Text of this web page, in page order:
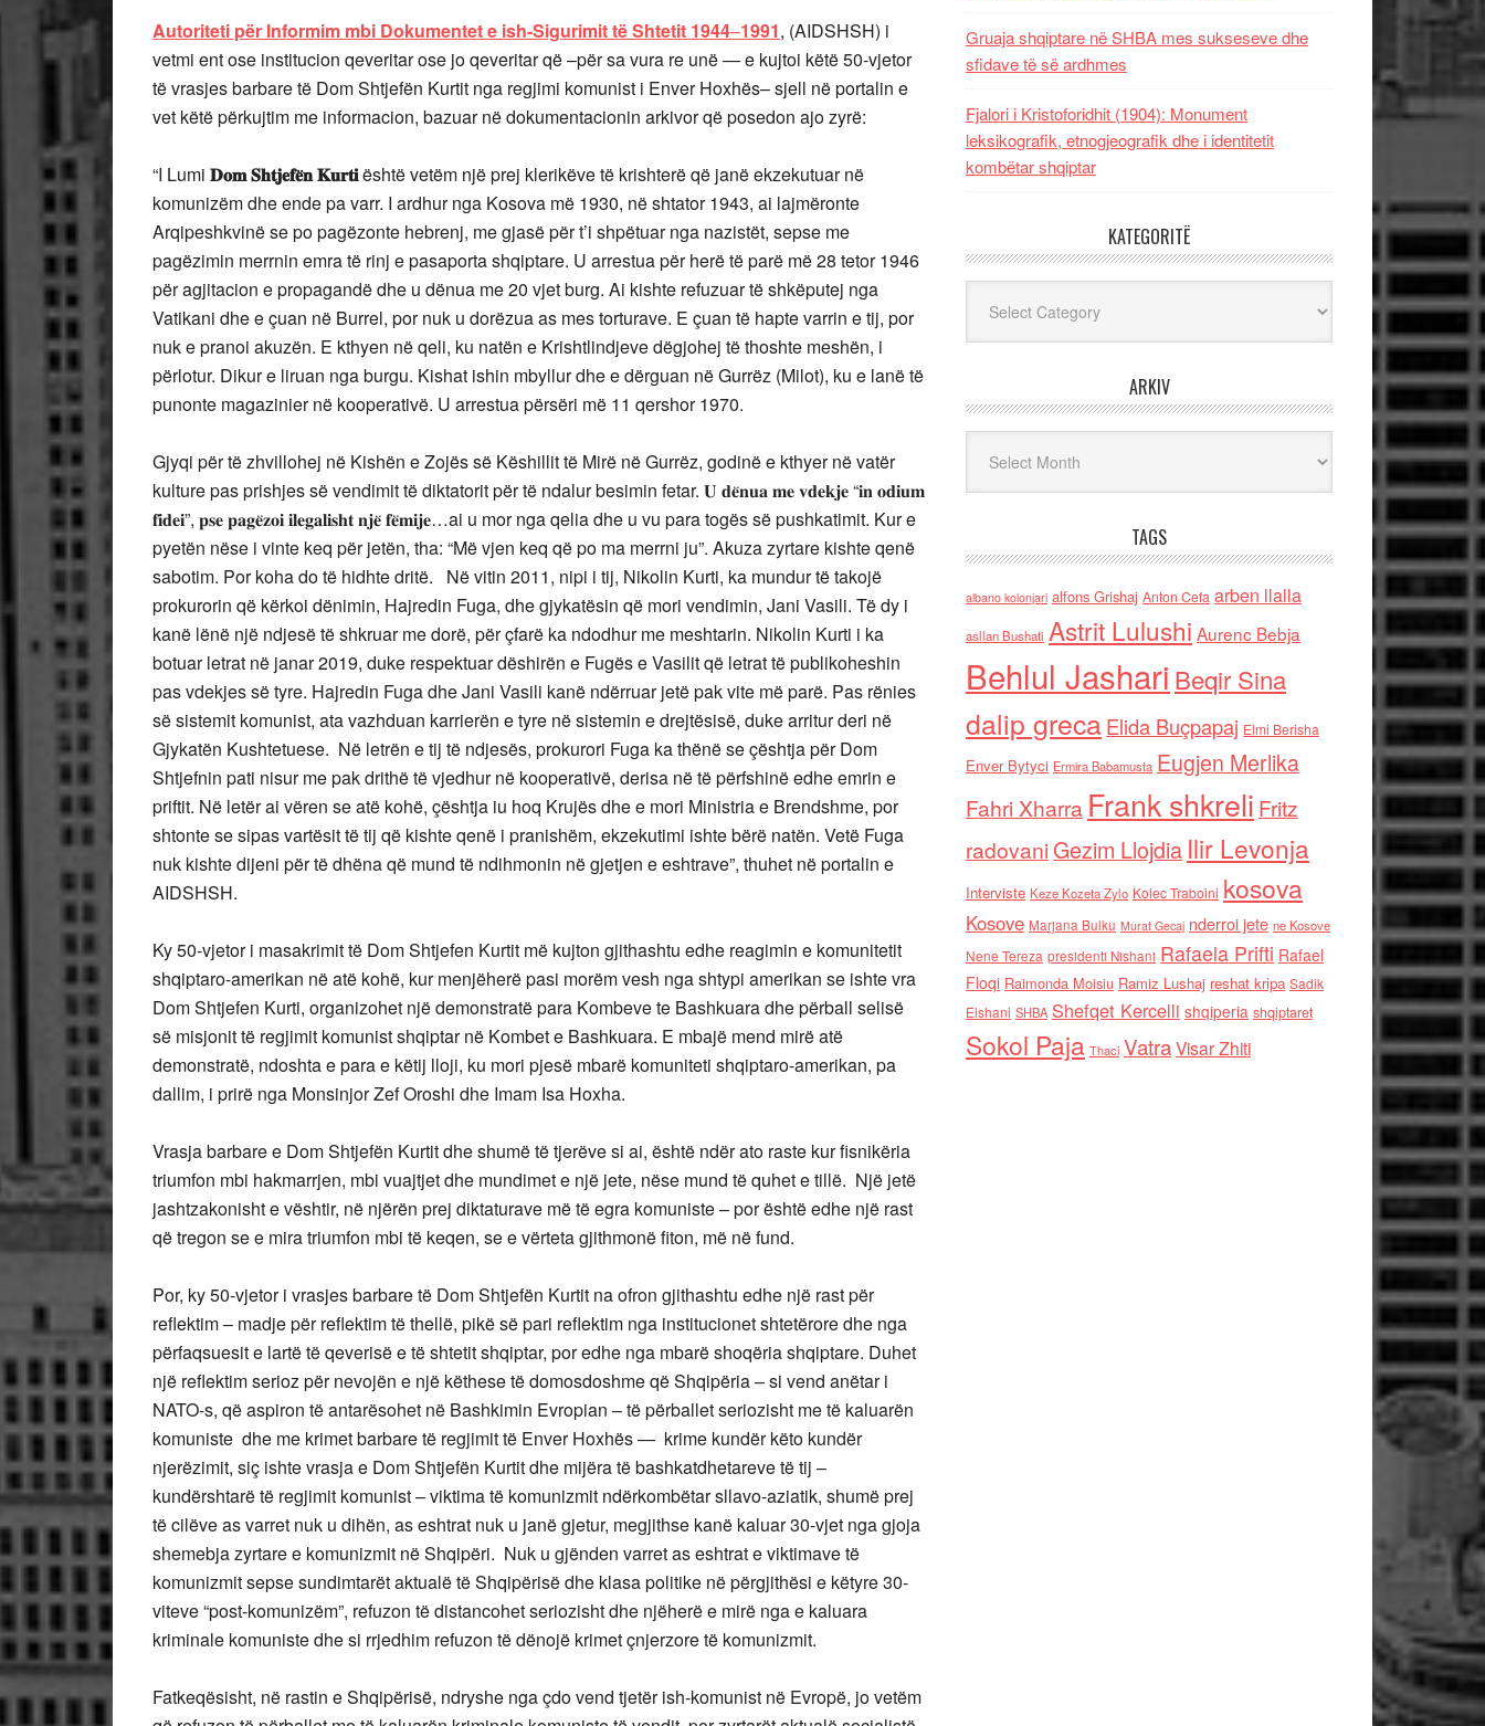
Autoriteti për Informim mbi Dokumentet e ish-Sigurimit të Shtetit 1944–1991, (AIDSHSH) i
vetmi ent ose institucion qeveritar ose jo qeveritar që –për sa vura re unë — e kujtoi këtë 50-vjetor
të vrasjes barbare të Dom Shtjefën Kurtit nga regjimi komunist i Enver Hoxhës– sjell në portalin e
vet këtë përkujtim me informacion, bazuar në dokumentacionin arkivor që posedon ajo zyrë:
“I Lumi 𝐃𝐨𝐦𝐒𝐡𝐭𝐣𝐞𝐟𝐞𝐧𝐊𝐮𝐫𝐭𝐢është vetëm një prej klerikëve të krishterë që janë ekzekutuar në
komunizëm dhe ende pa varr. I ardhur nga Kosova më 1930, në shtator 1943, ai lajmëronte
Arqipeshkvinë se po pagëzonte hebrenj, me gjasë për t’i shpëtuar nga nazistët, sepse me
pagëzimin merrnin emra të rinj e pasaporta shqiptare. U arrestua për herë të parë më 28 tetor 1946
për agjitacion e propagandë dhe u dënua me 20 vjet burg. Ai kishte refuzuar të shkëputej nga
Vatikani dhe e çuan në Burrel, por nuk u dorëzua as mes torturave. E çuan të hapte varrin e tij, por
nuk e pranoi akuzën. E kthyen në qeli, ku natën e Krishtlindjeve dëgjohej të thoshte meshën, i
përlotur. Dikur e liruan nga burgu. Kishat ishin mbyllur dhe e dërguan në Gurrëz (Milot), ku e lanë të
punonte magazinier në kooperativë. U arrestua përsëri më 11 qershor 1970.
Gjyqi për të zhvillohej në Kishën e Zojës së Këshillit të Mirë në Gurrëz, godinë e kthyer në vatër
kulture pas prishjes së vendimit të diktatorit për të ndalur besimin fetar. 𝐔 𝐝𝐞̈𝐧𝐮𝐚 𝐦𝐞 𝐯𝐝𝐞𝐤𝐣𝐞 “𝐢𝐧 𝐨𝐝𝐢𝐮𝐦
𝐟𝐢𝐝𝐞𝐢”, 𝐩𝐬𝐞 𝐩𝐚𝐠𝐞̈𝐳𝐨𝐢 𝐢𝐥𝐞𝐠𝐚𝐥𝐢𝐬𝐡𝐭 𝐧𝐣𝐞̈ 𝐟𝐞̈𝐦𝐢𝐣𝐞…ai u mor nga qelia dhe u vu para togës së pushkatimit. Kur e
pyetën nëse i vinte keq për jetën, tha: “Më vjen keq që po ma merrni ju”. Akuza zyrtare kishte qenë
sabotim. Por koha do të hidhte dritë. Në vitin 2011, nipi i tij, Nikolin Kurti, ka mundur të takojë
prokurorin që kërkoi dënimin, Hajredin Fuga, dhe gjykatësin që mori vendimin, Jani Vasili. Të dy i
kanë lënë një ndjesë të shkruar me dorë, për çfarë ka ndodhur me meshtarin. Nikolin Kurti i ka
botuar letrat në janar 2019, duke respektuar dëshirën e Fugës e Vasilit që letrat të publikoheshin
pas vdekjes së tyre. Hajredin Fuga dhe Jani Vasili kanë ndërruar jetë pak vite më parë. Pas rënies
së sistemit komunist, ata vazhduan karrierën e tyre në sistemin e drejtësisë, duke arritur deri në
Gjykatën Kushtetuese. Në letrën e tij të ndjesës, prokurori Fuga ka thënë se çështja për Dom
Shtjefnin pati nisur me pak drithë të vjedhur në kooperativë, derisa në të përfshinë edhe emrin e
priftit. Në letër ai vëren se atë kohë, çështja iu hoq Krujës dhe e mori Ministria e Brendshme, por
shtonte se sipas vartësit të tij që kishte qenë i pranishëm, ekzekutimi ishte bërë natën. Vetë Fuga
nuk kishte dijeni për të dhëna që mund të ndihmonin në gjetjen e eshtrave”, thuhet në portalin e
AIDSHSH.
Ky 50-vjetor i masakrimit të Dom Shtjefen Kurtit më kujton gjithashtu edhe reagimin e komunitetit
shqiptaro-amerikan në atë kohë, kur menjëherë pasi morëm vesh nga shtypi amerikan se ishte vra
Dom Shtjefen Kurti, organizohet një demonstratë para Kombeve te Bashkuara dhe përball selisë
së misjonit të regjimit komunist shqiptar në Kombet e Bashkuara. E mbajë mend mirë atë
demonstratë, ndoshta e para e këtij lloji, ku mori pjesë mbarë komuniteti shqiptaro-amerikan, pa
dallim, i prirë nga Monsinjor Zef Oroshi dhe Imam Isa Hoxha.
Vrasja barbare e Dom Shtjefën Kurtit dhe shumë të tjerëve si ai, është ndër ato raste kur fisnikëria
triumfon mbi hakmarrjen, mbi vuajtjet dhe mundimet e një jete, nëse mund të quhet e tillë. Një jetë
jashtzakonisht e vështir, në njërën prej diktaturave më të egra komuniste – por është edhe një rast
që tregon se e mira triumfon mbi të keqen, se e vërteta gjithmonë fiton, më në fund.
Por, ky 50-vjetor i vrasjes barbare të Dom Shtjefën Kurtit na ofron gjithashtu edhe një rast për
reflektim – madje për reflektim të thellë, pikë së pari reflektim nga institucionet shtetërore dhe nga
përfaqsuesit e lartë të qeverisë e të shtetit shqiptar, por edhe nga mbarë shoqëria shqiptare. Duhet
një reflektim serioz për nevojën e një këthese të domosdoshme që Shqipëria – si vend anëtar i
NATO-s, që aspiron të antarësohet në Bashkimin Evropian – të përballet seriozisht me të kaluarën
komuniste dhe me krimet barbare të regjimit të Enver Hoxhës — krime kundër këto kundër
njerëzimit, siç ishte vrasja e Dom Shtjefën Kurtit dhe mijëra të bashkatdhetareve të tij –
kundërshtarë të regjimit komunist – viktima të komunizmit ndërkombëtar sllavo-aziatik, shumë prej
të cilëve as varret nuk u dihën, as eshtrat nuk u janë gjetur, megjithse kanë kaluar 30-vjet nga gjoja
shemebja zyrtare e komunizmit në Shqipëri. Nuk u gjënden varret as eshtrat e viktimave të
komunizmit sepse sundimtarët aktualë të Shqipërisë dhe klasa politike në përgjithësi e këtyre 30-
viteve “post-komunizëm”, refuzon të distancohet seriozisht dhe njëherë e mirë nga e kaluara
kriminale komuniste dhe si rrjedhim refuzon të dënojë krimet çnjerzore të komunizmit.
Fatkeqësisht, në rastin e Shqipërisë, ndryshe nga çdo vend tjetër ish-komunist në Evropë, jo vetëm
Gruaja shqiptare në SHBA mes sukseseve dhe
sfidave të së ardhmes
Fjalori i Kristoforidhit (1904): Monument
leksikografik, etnogjeografik dhe i identitetit
kombëtar shqiptar
KATEGORITË
ARKIV
TAGS
albano kolonjari alfons Grishaj Anton Cefa arben llalla
asllan Bushati Astrit Lulushi Aurenc Bebja
Behlul Jashari Beqir Sina
dalip grecaElida Buçpapaj Elmi Berisha
Enver Bytyci Ermira Babamusta Eugjen Merlika
Fahri Xharra Frank shkreli Fritz
radovaniGezim Llojdia Ilir Levonja
Interviste Keze Kozeta Zylo Kolec Traboini kosova
Kosove Marjana Bulku Murat Gecaj nderroi jete ne Kosove
Nene Tereza presidenti Nishani Rafaela Prifti Rafael
Floqi Raimonda Moisiu Ramiz Lushaj reshat kripa Sadik
Elshani SHBA Shefqet Kercelli shqiperia shqiptaret
Sokol Paja Thaci VatraVisar Zhiti